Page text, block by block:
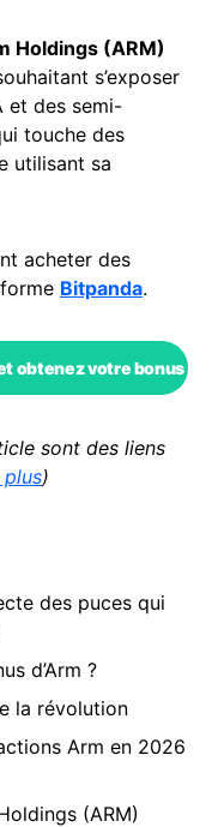
Holdings (ARM)
s’exposer
et des semi-
touche des
utilisant sa
acheter des
Bitpanda.
obtenez votre bonus
sont des liens
plus)
des puces qui
d’Arm ?
la révolution
Arm en 2026
(ARM)